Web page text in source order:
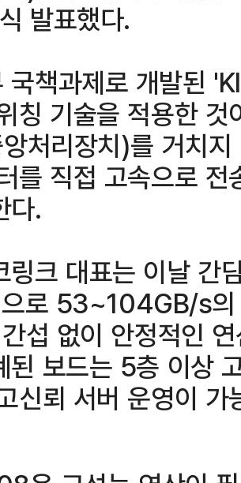
발표했다.
국책과제로 개발
칭 기술을 적용한
처리장치)를 거치
를 직접 고속으로
다.
링크 대표는 이날
로 53~104GB/s의
섭 없이 안정적인
된 보드는 5층 이상
신뢰 서버 운영이 가